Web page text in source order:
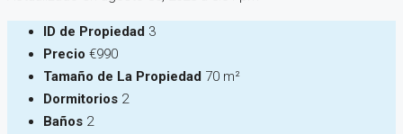
ID de Propiedad 3
Precio €990
Tamaño de La Propiedad 70 m²
Dormitorios 2
Baños 2